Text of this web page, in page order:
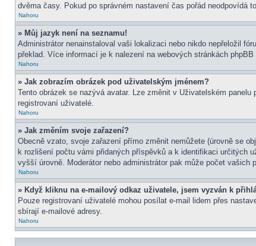
dvěma časy. Pokud po správném nastavení čas pořád neodpovídá
Nahoru
» Můj jazyk není na seznamu!
Administrátor nenainstaloval vaši lokalizaci nebo nikdo nepřeložil
překlad. Více informací je k nalezení na webových stránkách
Nahoru
» Jak zobrazím obrázek pod uživatelským jménem?
Tento obrázek se nazývá avatar. Lze změnit v Uživatelském
registrovaní uživatelé.
Nahoru
» Jak změním svoje zařazení?
Obecně vzato, svoje zařazení přímo změnit nemůžete (úrovně se
k rozlišení počtu vámi přidaných příspěvků a k identifikaci určitých
vyšší úrovně. Moderátor nebo administrátor pak může počet vašich
Nahoru
» Když kliknu na e-mailový odkaz uživatele, jsem vyzván k
Pouze registrovaní uživatelé mohou posílat e-mail lidem přes
sbírají e-mailové adresy.
Nahoru